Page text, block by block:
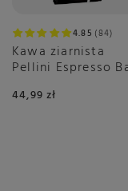
4.85 84
Kawa ziarnista
Pellini Espresso
44,99 zł